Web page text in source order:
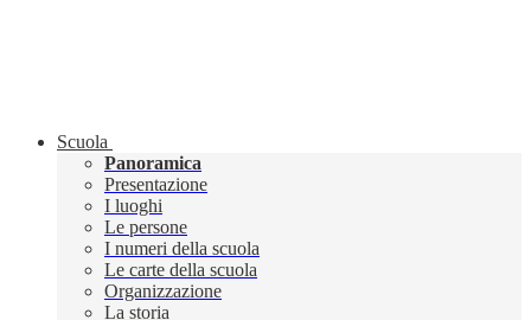
Scuola
Panoramica
Presentazione
I luoghi
Le persone
I numeri della scuola
Le carte della scuola
Organizzazione
La storia